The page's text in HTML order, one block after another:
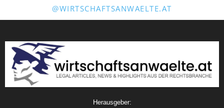
@WIRTSCHAFTSANWAELTE.AT
Herausgeber: